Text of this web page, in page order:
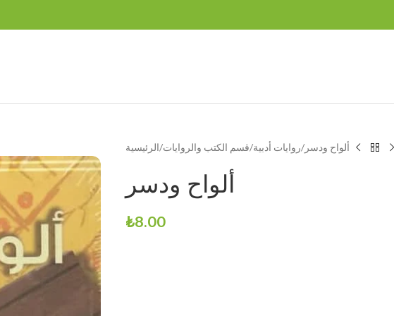
الرئيسية قسم الكتب والروايات روايات أدبية ألواح ودسر
ألواح ودسر
₺8.00